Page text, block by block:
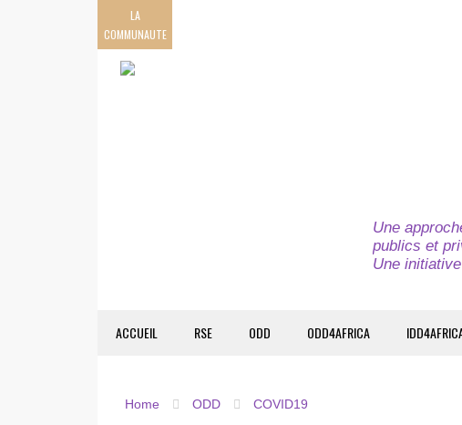
LA
COMMUNAUTE
Une
publics et
Une
ACCUEIL RSE ODD ODD4AFRICA
Home ODD COVID19